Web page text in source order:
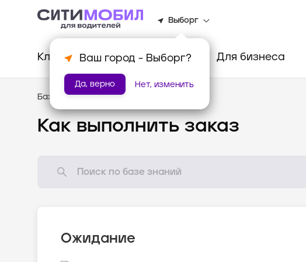
Выборг
Ваш город - Выборг?
Да, верно Нет, изменить
Клиентам Водителям Для бизнеса
База знаний /Как всё устроено?
Как выполнить заказ
Ожидание